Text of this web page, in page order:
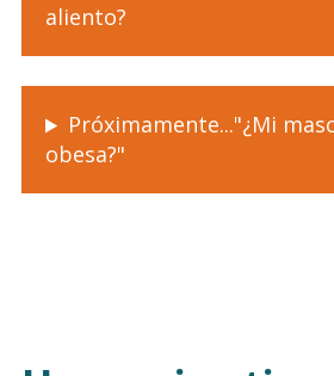
aliento?
Próximamente..."¿Mi
obesa?"